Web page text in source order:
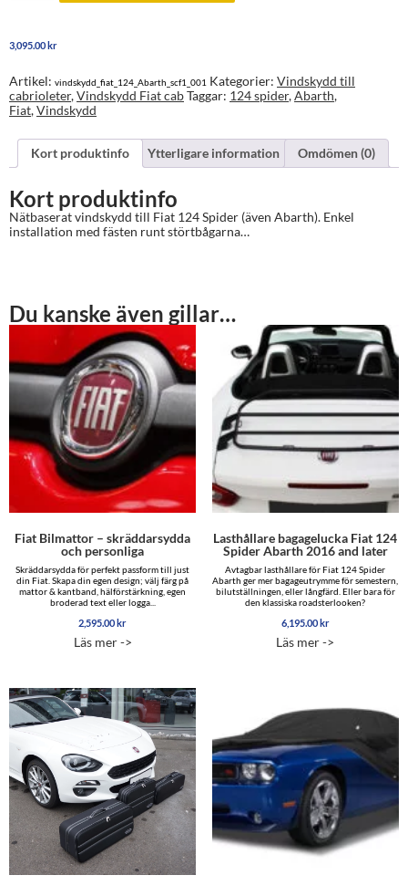
Fiat
Spider
3,095.00kr
Artikel: vindskydd_fiat_124_Abarth_scf1_001 Kategorier: Vindskydd till
cabrioleter,Vindskydd Fiat cabTaggar: 124 spider,Abarth,
Fiat,Vindskydd
Kort produktinfo Ytterligare information Omdömen (0)
Kort produktinfo
Nätbaserat vindskydd till Fiat 124 Spider (även Abarth). Enkel
installation med fästen runt störtbågarna…
Du kanske även gillar…
Fiat Bilmattor – skräddarsydda
och personliga
Skräddarsydda för perfekt passform till just
din Fiat. Skapa din egen design; välj färg på
mattor & kantband, hälförstärkning, egen
broderad text eller logga...
2,595.00kr
Läs mer ->
Lasthållare bagagelucka Fiat 124
Spider Abarth 2016 and later
Avtagbar lasthållare för Fiat 124 Spider
Abarth ger mer bagageutrymme för semestern,
bilutställningen, eller långfärd. Eller bara för
den klassiska roadsterlooken?
6,195.00kr
Läs mer ->